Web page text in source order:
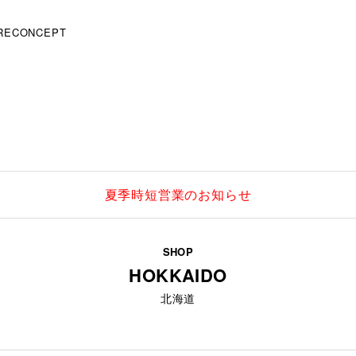
CONCEPT
夏季時短営業のお知らせ
SHOP
HOKKAIDO
北海道